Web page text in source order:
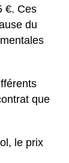
€. Ces
du
que
le prix